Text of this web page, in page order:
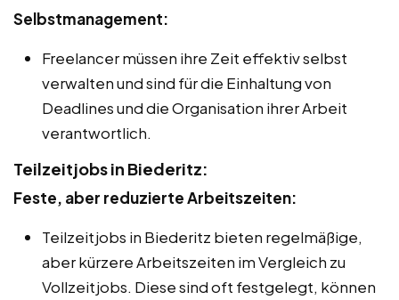
Selbstmanagement:
Freelancer müssen ihre Zeit effektiv selbst
verwalten und sind für die Einhaltung von
Deadlines und die Organisation ihrer Arbeit
verantwortlich.
Teilzeitjobs in Biederitz:
Feste, aber reduzierte Arbeitszeiten:
Teilzeitjobs in Biederitz bieten regelmäßige,
aber kürzere Arbeitszeiten im Vergleich zu
Vollzeitjobs. Diese sind oft festgelegt, können